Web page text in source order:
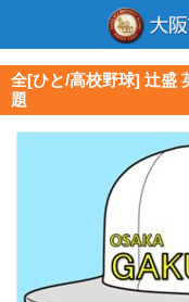
全[ひと/高校野球] 辻盛
題 ：02/